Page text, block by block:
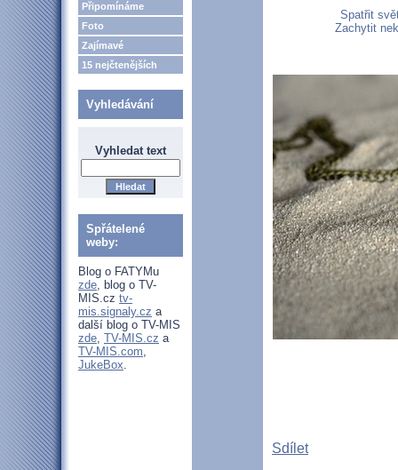
Připomínáme
Foto
Zajímavé
15 nejčtenějších
Vyhledávání
Vyhledat text
Spřátelené
weby:
Blog o FATYMu
zde, blog o TV-
MIS.cz tv-
mis.signaly.cz a
další blog o TV-MIS
zde, TV-MIS.cz a
TV-MIS.com,
JukeBox.
Spatřit
Zachytit
Sdílet